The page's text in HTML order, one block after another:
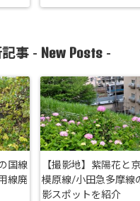
事 - New Posts -
国線
線廃
【撮影地】紫陽花と
模原線/小田急多摩線
影スポットを紹介